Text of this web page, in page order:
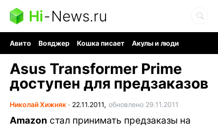
Hi-News.ru
Авито Вояджер Кошка писает
Акулы и люди
Asus Transformer Prime
доступен для предзаказов
Николай Хижняк ∙ 22.11.2011, обновлено 29.11.2011
Amazon стал принимать предзаказы на